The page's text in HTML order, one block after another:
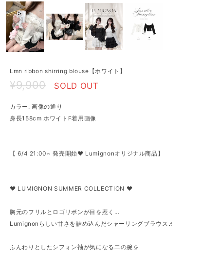
Lmn ribbon shirring blouse【ホワイト】
¥9,900 SOLD OUT
カラー: 画像の通り
身長158cm ホワイトF着用画像
【 6/4 21:00~ 発売開始♥ Lumignonオリジナル商品】
♥ LUMIGNON SUMMER COLLECTION ♥
胸元のフリルとロゴリボンが目を惹く…
Lumignonらしい甘さを詰め込んだシャーリングブラウス♬
ふんわりとしたシフォン袖が気になる二の腕を